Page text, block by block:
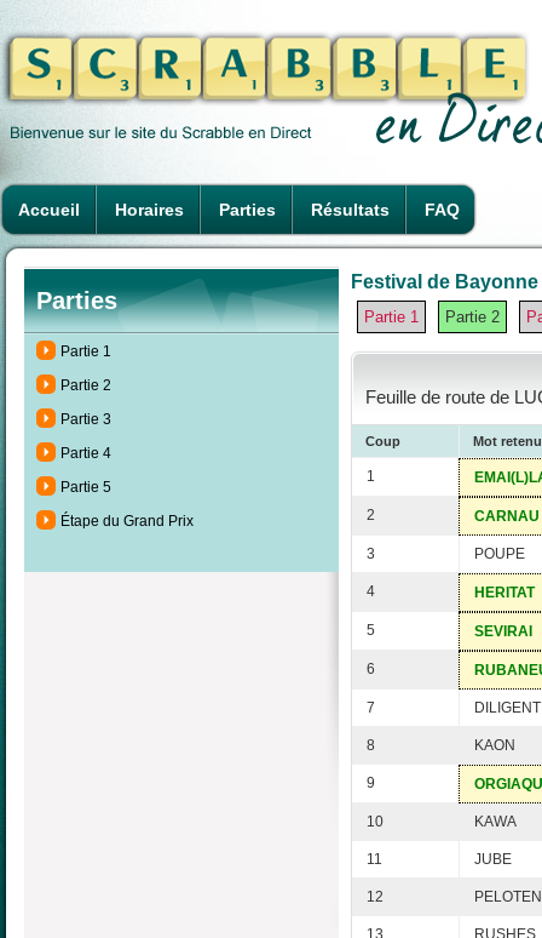
Accueil Horaires Parties Résultats FAQ
Parties
Partie 1
Partie 2
Partie 3
Partie 4
Partie 5
Étape du Grand Prix
Festival de
Partie 1 Partie 2
Feuille de route de
Coup Mot retenu
1
2 CARNAU
3 POUPE
4 HERITAT
5 SEVIRAI
6
7 DILIGENT
8 KAON
9
10 KAWA
11 JUBE
12